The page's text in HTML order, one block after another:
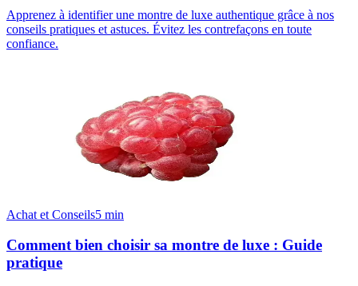
Apprenez à identifier une montre de luxe authentique grâce à nos
conseils pratiques et astuces. Évitez les contrefaçons en toute
confiance.
Achat et Conseils5 min
Comment bien choisir sa montre de luxe : Guide
pratique